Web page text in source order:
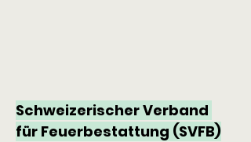
Schweizerischer Verband
für Feuerbestattung (SVFB)